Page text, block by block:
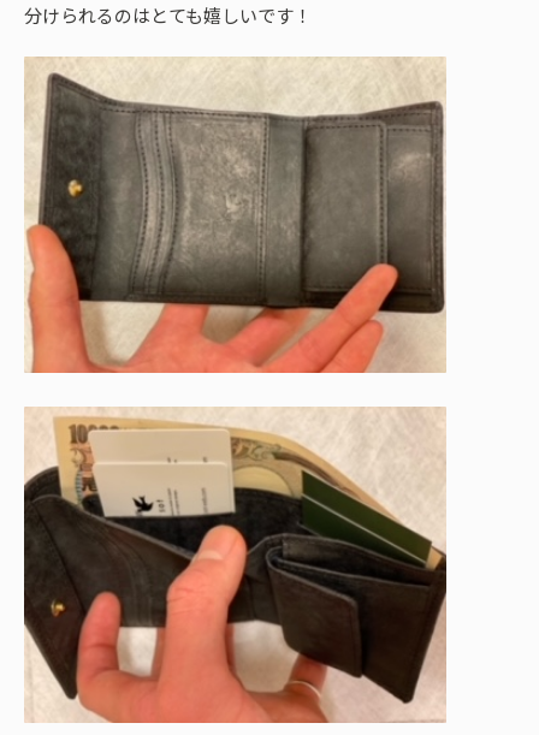
分けられるのはとても嬉しいです！